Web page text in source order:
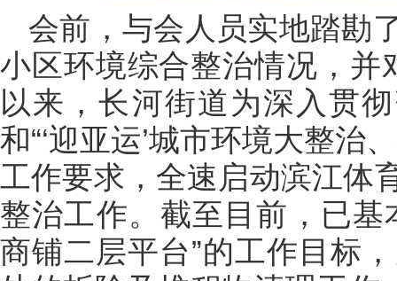
会前，与会人员实地踏勘
小区环境综合整治情况，并
以来，长河街道为深入贯
和“‘迎亚运’城市环境大整治
工作要求，全速启动滨江体
整治工作。截至目前，已
商铺二层平台”的工作目标